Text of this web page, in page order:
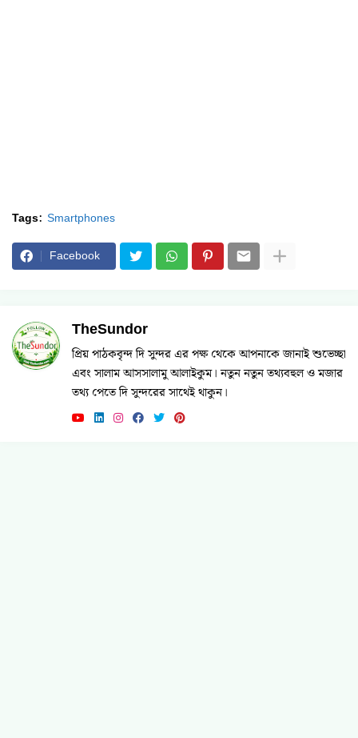
Tags: Smartphones
Facebook
TheSundor
প্রিয় পাঠকবৃন্দ দি সুন্দর এর পক্ষ থেকে আপনাকে জানাই শুভেচ্ছা
এবং সালাম আসসালামু আলাইকুম। নতুন নতুন তথ্যবহুল ও মজার
তথ্য পেতে দি সুন্দরের সাথেই থাকুন।